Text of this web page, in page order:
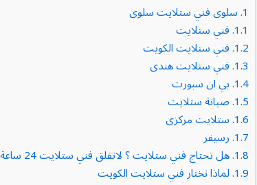
1. سلوى فني ستلايت سلوى
1.1. فني ستلايت
1.2. فني ستلايت الكويت
1.3. فني ستلايت هندى
1.4. بي ان سبورت
1.5. صيانة ستلايت
1.6. ستلايت مركزى
1.7. رسيفر
1.8. هل تحتاج فني ستلايت ؟ لاتقلق فني ستلايت 24 ساعة خصم 30%
1.9. لماذا نختار فني ستلايت الكويت